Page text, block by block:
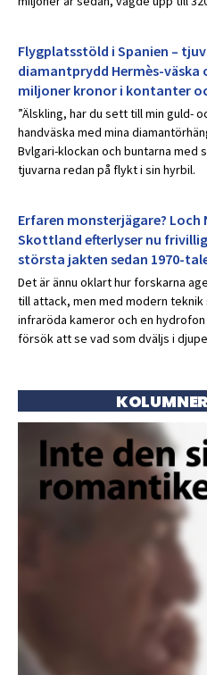
Flygplatsstöld i Spanien –
diamantprydd Hermès-väska
miljoner kronor i kontanter
”Älskling, har du sett till min guld-
handväska med mina
Bvlgari-klockan och buntarna med
tjuvarna redan på flykt i sin hyrbil.
Erfaren monsterjägare? Loch
Skottland efterlyser nu
största jakten sedan 1970-
Det är ännu oklart hur forskarna
till attack, men med modern teknik
infraröda kameror och en
försök att se vad som dväljs i
KOLUMNER